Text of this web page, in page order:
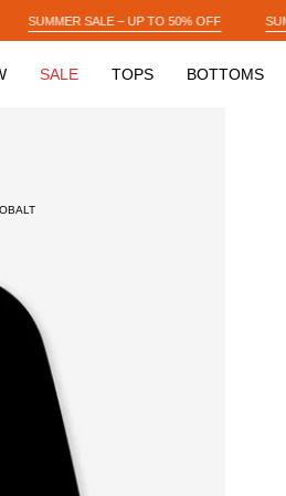
OFF SUMMER SALE – UP TO 50% OFF
SALE TOPS BOTTOMS